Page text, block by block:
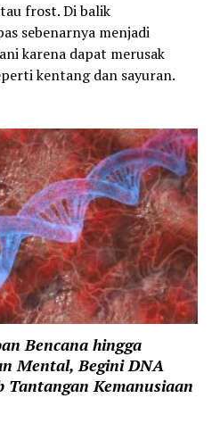
frost. Di balik
sebenarnya menjadi
karena dapat merusak
kentang dan sayuran.
Bencana hingga
Mental, Begini DNA
Kemanusiaan